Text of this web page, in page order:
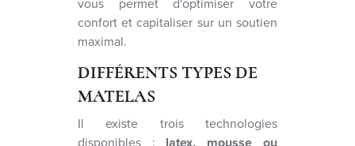
confort et capitaliser sur un soutien
maximal.
DIFFÉRENTS TYPES DE
MATELAS
Il existe trois technologies
disponibles : latex, mousse ou